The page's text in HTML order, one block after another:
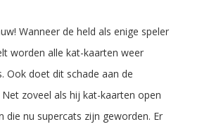
Wanneer de held als enige speler
worden alle kat-kaarten weer
Ook doet dit schade aan de
zoveel als hij kat-kaarten open
die nu supercats zijn geworden. Er